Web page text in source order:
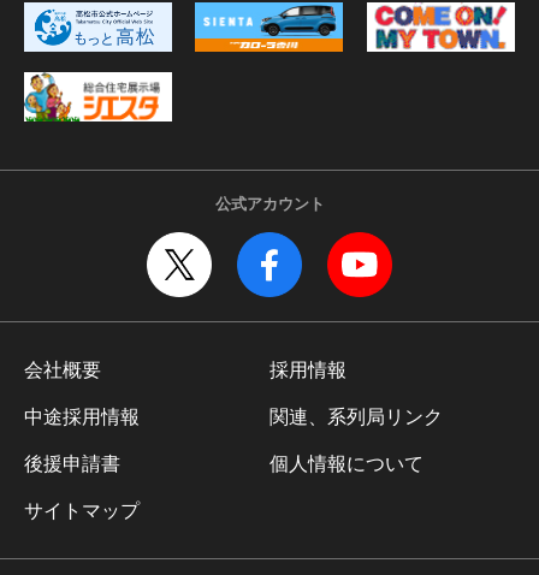
公式アカウント
会社概要 採用情報
中途採用情報 関連、系列局リンク
後援申請書 個人情報について
サイトマップ